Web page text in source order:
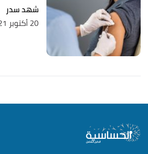
شهد سدر
20 أكتوبر 2021